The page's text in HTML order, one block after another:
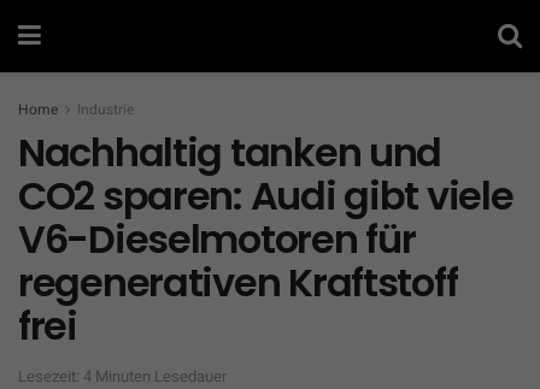
Home Industrie
Nachhaltig tanken und
CO2 sparen: Audi gibt viele
V6-Dieselmotoren für
regenerativen Kraftstoff
frei
Lesezeit: 4 Minuten Lesedauer